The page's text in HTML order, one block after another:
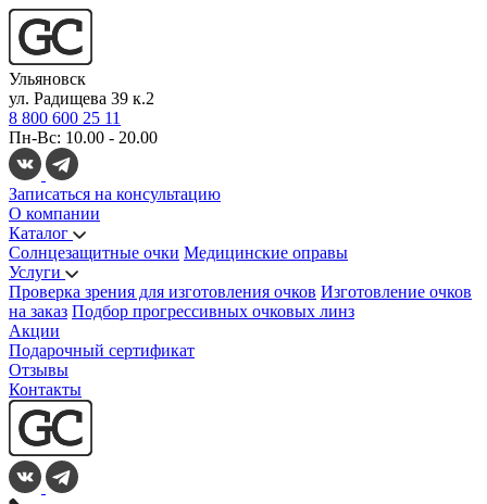
Ульяновск
ул. Радищева 39 к.2
8 800 600 25 11
Пн-Вс: 10.00 - 20.00
Записаться на консультацию
О компании
Каталог
Солнцезащитные очки Медицинские оправы
Услуги
Проверка зрения для изготовления очков Изготовление очков
на заказ Подбор прогрессивных очковых линз
Акции
Подарочный сертификат
Отзывы
Контакты